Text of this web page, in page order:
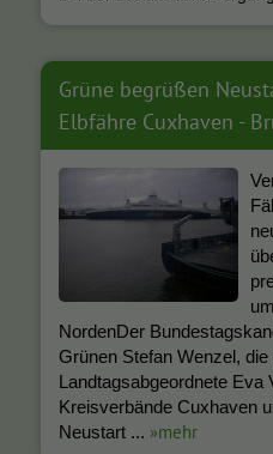
Grüne begrüßen
Elbfähre Cuxhaven -
NordenDer
Grünen Stefan Wenzel, die
Landtagsabgeordnete Eva
Kreisverbände Cuxhaven
Neustart ... »mehr